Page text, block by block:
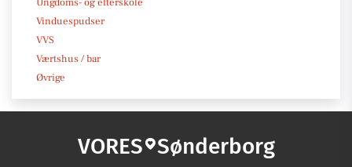
Vinduespudser
VVS
Værtshus / bar
Øvrige
VORES Sønderborg